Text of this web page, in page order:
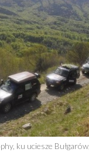
ku uciesze